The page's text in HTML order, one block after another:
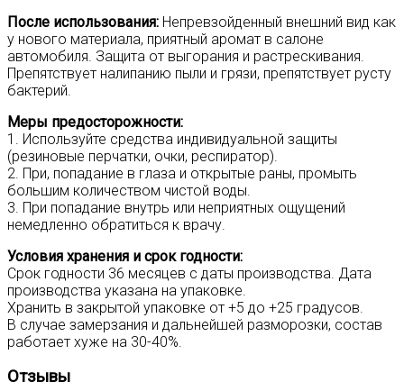
После использования: Непревзойденный внешний вид как
у нового материала, приятный аромат в салоне
автомобиля. Защита от выгорания и растрескивания.
Препятствует налипанию пыли и грязи, препятствует русту
бактерий.
Меры предосторожности:
1. Используйте средства индивидуальной защиты
(резиновые перчатки, очки, респиратор).
2. При, попадание в глаза и открытые раны, промыть
большим количеством чистой воды.
3. При попадание внутрь или неприятных ощущений
немедленно обратиться к врачу.
Условия хранения и срок годности:
Срок годности 36 месяцев с даты производства. Дата
производства указана на упаковке.
Хранить в закрытой упаковке от +5 до +25 градусов.
В случае замерзания и дальнейшей разморозки, состав
работает хуже на 30-40%.
Отзывы